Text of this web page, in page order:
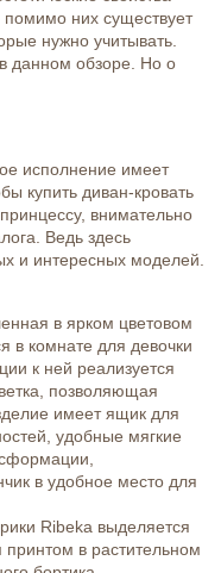
них существует
нужно учитывать.
данном обзоре. Но о
исполнение имеет
купить диван-кровать
внимательно
Ведь здесь
и интересных моделей.
в ярком цветовом
в комнате для девочки
к ней реализуется
позволяющая
имеет ящик для
удобные мягкие
в удобное место для
Ribeka выделяется
в растительном